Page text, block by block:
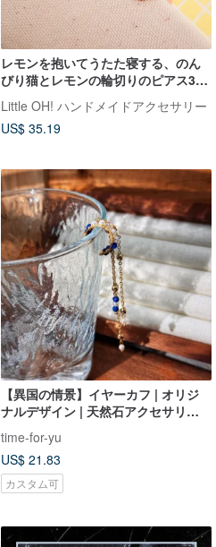
レモンを抱いてうたた寝する、のん
びり猫とレモンの輪切りのピアス3点
セット
Little OH! ハンドメイドアクセサリー
US$ 35.19
【異国の情景】イヤーカフ | オリジ
ナルデザイン | 天然石アクセサリー
time-for-yu
US$ 21.83
カスタム可